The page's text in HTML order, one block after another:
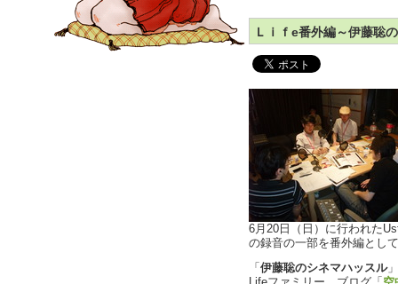
Ｌｉｆe番外編～伊藤聡
6月20日（日）に行われた
の録音の一部を番外編とし
「 伊藤聡のシネマハッスル